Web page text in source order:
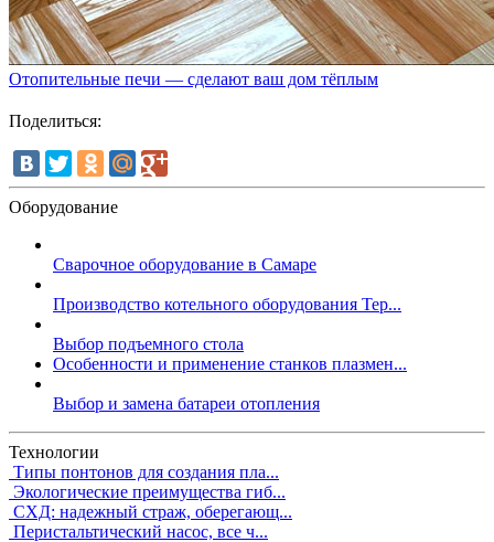
Отопительные печи — сделают ваш дом тёплым
Поделиться:
Оборудование
Сварочное оборудование в Самаре
Производство котельного оборудования Тер...
Выбор подъемного стола
Особенности и применение станков плазмен...
Выбор и замена батареи отопления
Технологии
Типы понтонов для создания пла...
Экологические преимущества гиб...
СХД: надежный страж, оберегающ...
Перистальтический насос, все ч...